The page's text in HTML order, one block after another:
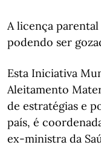
A licença parental
podendo ser
Esta Iniciativa
Aleitamento
de estratégias e
país, é
ex-ministra da